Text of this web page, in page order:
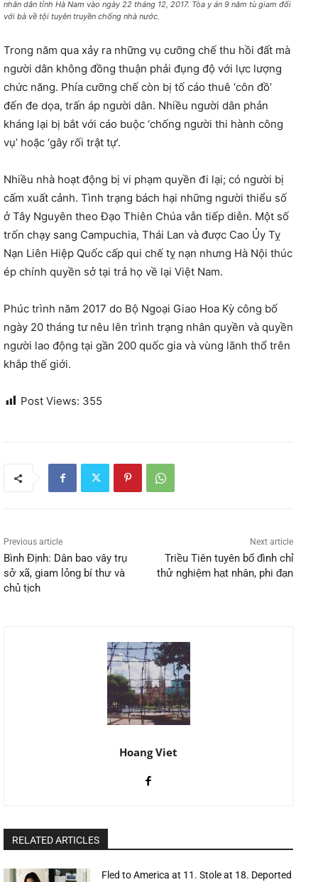
nhân dân tỉnh Hà Nam vào ngày 22 tháng 12, 2017. Tòa y án 9 năm tù giam đối
với bà về tội tuyên truyền chống nhà nước.
Trong năm qua xảy ra những vụ cưỡng chế thu hồi đất mà
người dân không đồng thuận phải đụng độ với lực lượng
chức năng. Phía cưỡng chế còn bị tố cáo thuê ‘côn đồ’
đến đe dọa, trấn áp người dân. Nhiều người dân phản
kháng lại bị bắt với cáo buộc ‘chống người thi hành công
vụ’ hoặc ‘gây rối trật tự’.
Nhiều nhà hoạt động bị vi phạm quyền đi lại; có người bị
cấm xuất cảnh. Tình trạng bách hại những người thiểu số
ở Tây Nguyên theo Đạo Thiên Chúa vẫn tiếp diễn. Một số
trốn chạy sang Campuchia, Thái Lan và được Cao Ủy Tỵ
Nạn Liên Hiệp Quốc cấp qui chế tỵ nạn nhưng Hà Nội thúc
ép chính quyền sở tại trả họ về lại Việt Nam.
Phúc trình năm 2017 do Bộ Ngoại Giao Hoa Kỳ công bố
ngày 20 tháng tư nêu lên trình trạng nhân quyền và quyền
người lao động tại gần 200 quốc gia và vùng lãnh thổ trên
khắp thế giới.
Post Views: 355
Previous article
Bình Định: Dân bao vây trụ
sở xã, giam lỏng bí thư và
chủ tịch
Next article
Triều Tiên tuyên bố đình chỉ
thử nghiệm hạt nhân, phi đạn
Hoang Viet
RELATED ARTICLES
Fled to America at 11. Stole at 18. Deported